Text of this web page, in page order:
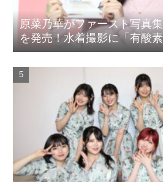
原菜乃華がファースト写真集
を発売！水着撮影に「有酸
頑張りました」